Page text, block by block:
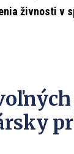
živnosti v